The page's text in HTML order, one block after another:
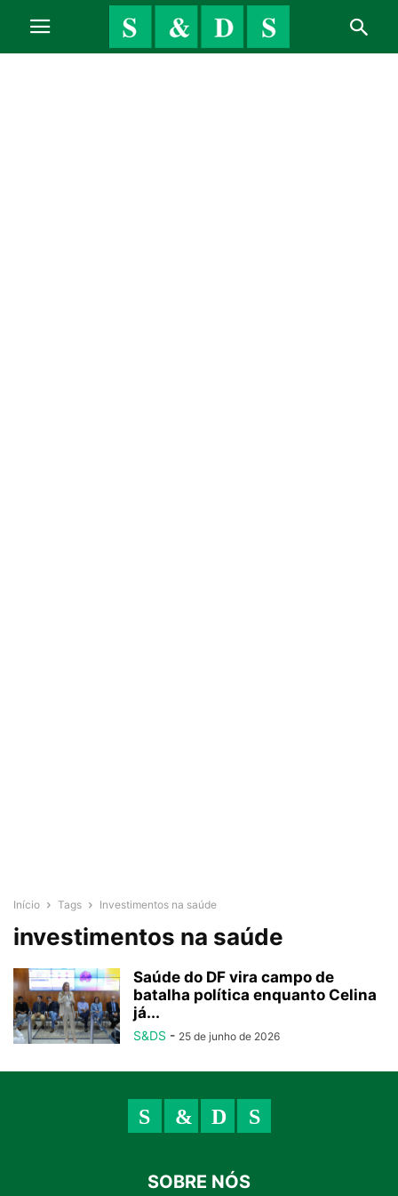
Início Tags Investimentos na saúde
investimentos na saúde
Saúde do DF vira campo de
batalha política enquanto Celina
já...
S&DS - 25 de junho de 2026
SOBRE NÓS